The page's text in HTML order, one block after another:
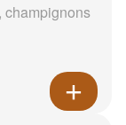
champignons